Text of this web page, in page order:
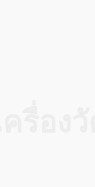
รื่องวัด